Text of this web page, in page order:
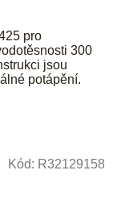
pro
300
jsou
potápění.
Kód: R32129158